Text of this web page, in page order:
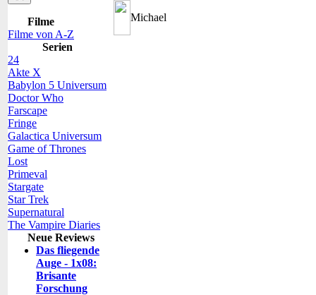
Filme
Filme von A-Z
Serien
24
Akte X
Babylon 5 Universum
Doctor Who
Farscape
Fringe
Galactica Universum
Game of Thrones
Lost
Primeval
Stargate
Star Trek
Supernatural
The Vampire Diaries
Neue Reviews
Das fliegende
Auge - 1x08:
Brisante
Forschung
Michael